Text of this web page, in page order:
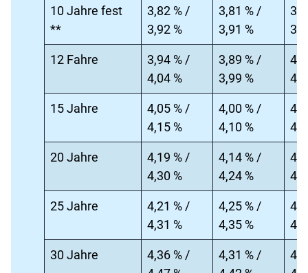
10 Jahre fest
**
3,82 % /
3,92 %
3,81 % /
3,91 %
12 Fahre
3,94 % /
4,04 %
3,89 % /
3,99 %
15 Jahre
4,05 % /
4,15 %
4,00 % /
4,10 %
20 Jahre
4,19 % /
4,30 %
4,14 % /
4,24 %
25 Jahre
4,21 % /
4,31 %
4,25 % /
4,35 %
30 Jahre
4,36 % /
4,31 % /